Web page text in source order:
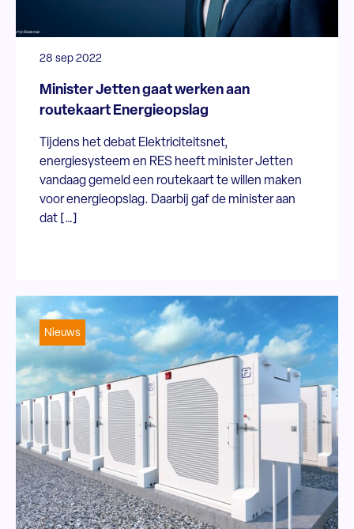
28 sep 2022
Minister Jetten gaat werken aan
routekaart Energieopslag
Tijdens het debat Elektriciteitsnet,
energiesysteem en RES heeft minister Jetten
vandaag gemeld een routekaart te willen maken
voor energieopslag. Daarbij gaf de minister aan
dat […]
Nieuws